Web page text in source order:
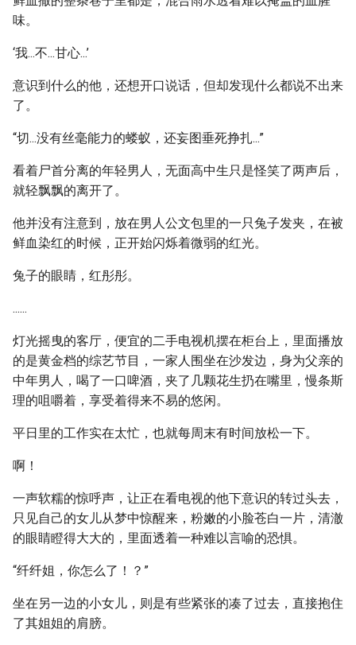
味。
‘我...不...甘心...’
意识到什么的他，还想开口说话，但却发现什么都说不出来
了。
“切...没有丝毫能力的蝼蚁，还妄图垂死挣扎...”
看着尸首分离的年轻男人，无面高中生只是怪笑了两声后，
就轻飘飘的离开了。
他并没有注意到，放在男人公文包里的一只兔子发夹，在被
鲜血染红的时候，正开始闪烁着微弱的红光。
兔子的眼睛，红彤彤。
......
灯光摇曳的客厅，便宜的二手电视机摆在柜台上，里面播放
的是黄金档的综艺节目，一家人围坐在沙发边，身为父亲的
中年男人，喝了一口啤酒，夹了几颗花生扔在嘴里，慢条斯
理的咀嚼着，享受着得来不易的悠闲。
平日里的工作实在太忙，也就每周末有时间放松一下。
啊！
一声软糯的惊呼声，让正在看电视的他下意识的转过头去，
只见自己的女儿从梦中惊醒来，粉嫩的小脸苍白一片，清澈
的眼睛瞪得大大的，里面透着一种难以言喻的恐惧。
“纤纤姐，你怎么了！？”
坐在另一边的小女儿，则是有些紧张的凑了过去，直接抱住
了其姐姐的肩膀。